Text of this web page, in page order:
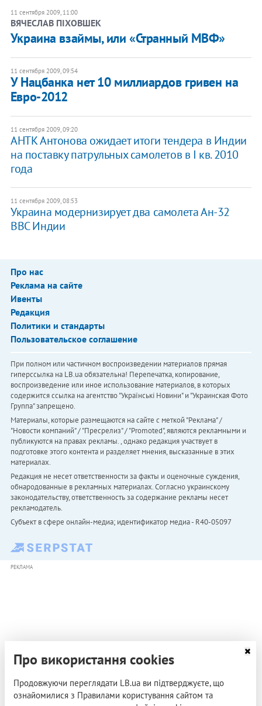
11 сентября 2009, 11:00
ВЯЧЕСЛАВ ПІХОВШЕК
Украина взаймы, или «Странный МВФ»
11 сентября 2009, 09:54
У Нацбанка нет 10 миллиардов гривен на
Евро-2012
11 сентября 2009, 09:20
АНТК Антонова ожидает итоги тендера в Индии
на поставку патрульных самолетов в І кв. 2010
года
11 сентября 2009, 08:53
Украина модернизирует два самолета Ан-32
ВВС Индии
Про нас
Реклама на сайте
Ивенты
Редакция
Политики и стандарты
Пользовательское соглашение
При полном или частичном воспроизведении материалов прямая
гиперссылка на LB.ua обязательна! Перепечатка, копирование,
воспроизведение или иное использование материалов, в которых
содержится ссылка на агентство "Українськi Новини" и "Украинская Фото
Группа" запрещено.
Материалы, которые размещаются на сайте с меткой "Реклама" /
"Новости компаний" / "Пресрелиз" / "Promoted", являются рекламными и
публикуются на правах рекламы. , однако редакция участвует в
подготовке этого контента и разделяет мнения, высказанные в этих
материалах.
Редакция не несет ответственности за факты и оценочные суждения,
обнародованные в рекламных материалах. Согласно украинскому
законодательству, ответственность за содержание рекламы несет
рекламодатель.
Субъект в сфере онлайн-медиа; идентификатор медиа - R40-05097
РЕКЛАМА
Про використання cookies
Продовжуючи переглядати LB.ua ви підтверджуєте, що
ознайомилися з Правилами користування сайтом та